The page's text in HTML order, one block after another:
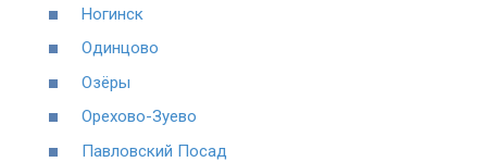
Ногинск
Одинцово
Озёры
Орехово-Зуево
Павловский Посад